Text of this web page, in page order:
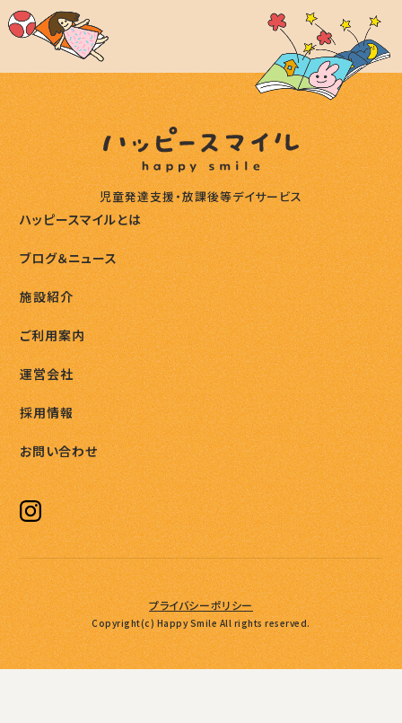
児童発達支援・放課後等デイサービス
ハッピースマイルとは
ブログ＆ニュース
施設紹介
ご利用案内
運営会社
採用情報
お問い合わせ
プライバシーポリシー
Copyright(c) Happy Smile All rights reserved.